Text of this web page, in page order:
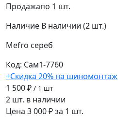
Продажапо 1 шт.
Наличие В наличии (2 шт.)
Mefro сереб
Код: Сам1-7760
+Скидка 20% на шиномонтаж
1 500 ₽ / 1 шт
2 шт. в наличии
Цена 3 000 ₽ за 1 шт.